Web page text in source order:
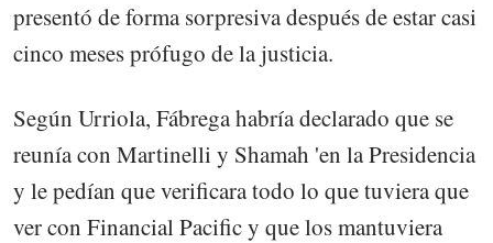
presentó de forma sorpresiva después de estar casi
cinco meses prófugo de la justicia.
Según Urriola, Fábrega habría declarado que se
reunía con Martinelli y Shamah 'en la Presidencia
y le pedían que verificara todo lo que tuviera que
ver con Financial Pacific y que los mantuviera